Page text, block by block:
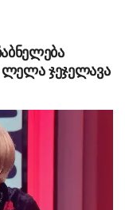
ამ დრომ­
ლელა ჯეჯელავა